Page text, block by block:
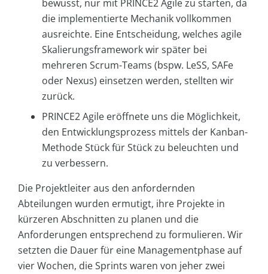
bewusst, nur mit PRINCE2 Agile zu starten, da
die implementierte Mechanik vollkommen
ausreichte. Eine Entscheidung, welches agile
Skalierungsframework wir später bei
mehreren Scrum-Teams (bspw. LeSS, SAFe
oder Nexus) einsetzen werden, stellten wir
zurück.
PRINCE2 Agile eröffnete uns die Möglichkeit,
den Entwicklungsprozess mittels der Kanban-
Methode Stück für Stück zu beleuchten und
zu verbessern.
Die Projektleiter aus den anfordernden
Abteilungen wurden ermutigt, ihre Projekte in
kürzeren Abschnitten zu planen und die
Anforderungen entsprechend zu formulieren. Wir
setzten die Dauer für eine Managementphase auf
vier Wochen, die Sprints waren von jeher zwei